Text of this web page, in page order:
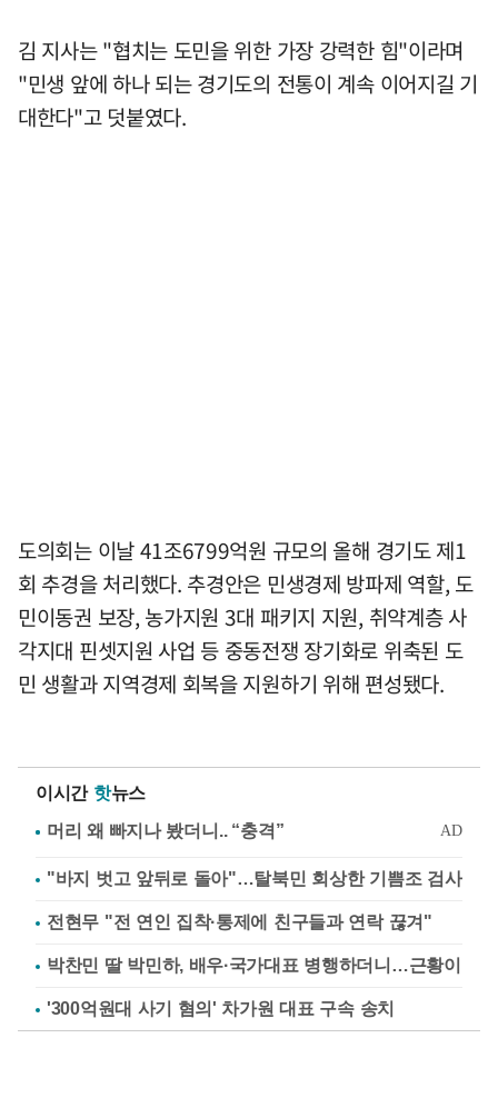
김 지사는 "협치는 도민을 위한 가장 강력한 힘"이라며
"민생 앞에 하나 되는 경기도의 전통이 계속 이어지길 기
대한다"고 덧붙였다.
도의회는 이날 41조6799억원 규모의 올해 경기도 제1
회 추경을 처리했다. 추경안은 민생경제 방파제 역할, 도
민이동권 보장, 농가지원 3대 패키지 지원, 취약계층 사
각지대 핀셋지원 사업 등 중동전쟁 장기화로 위축된 도
민 생활과 지역경제 회복을 지원하기 위해 편성됐다.
이시간 핫뉴스
"바지 벗고 앞뒤로 돌아"…탈북민 회상한 기쁨조 검사
전현무 "전 연인 집착·통제에 친구들과 연락 끊겨"
박찬민 딸 박민하, 배우·국가대표 병행하더니…근황이
'300억원대 사기 혐의' 차가원 대표 구속 송치